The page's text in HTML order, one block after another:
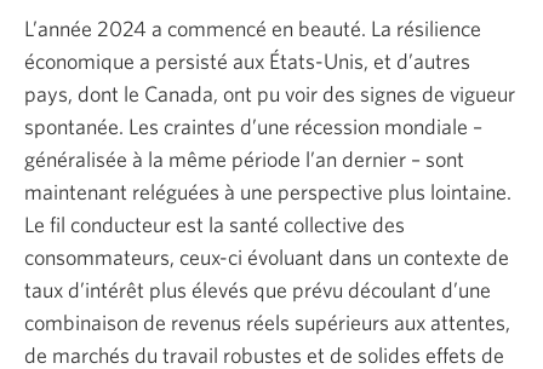
de
l’économie
et
marchés
Printemps
Une
nouvelle
fenêtre
L’année 2024 a commencé en beauté. La résilience
économique a persisté aux États-Unis, et d’autres
pays, dont le Canada, ont pu voir des signes de vigueur
spontanée. Les craintes d’une récession mondiale –
généralisée à la même période l’an dernier – sont
maintenant reléguées à une perspective plus lointaine.
Le fil conducteur est la santé collective des
consommateurs, ceux-ci évoluant dans un contexte de
taux d’intérêt plus élevés que prévu découlant d’une
combinaison de revenus réels supérieurs aux attentes,
de marchés du travail robustes et de solides effets de